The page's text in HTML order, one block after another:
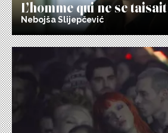
L’homme qui ne se
Nebojša Slijepčević